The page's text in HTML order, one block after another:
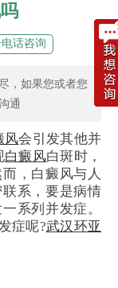
电话咨询
，如果您或者您
通
风会引发其他并
白癜风白斑时，
，白癜风与人
系，要是病情
系列并发症。
症呢?武汉环亚